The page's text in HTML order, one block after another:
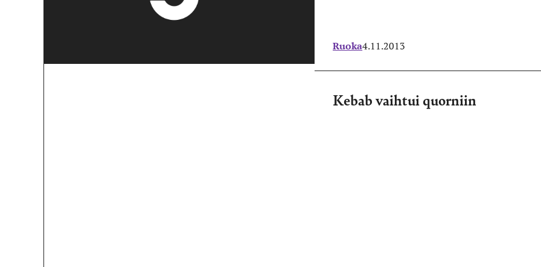
Ruoka4.11.2013
Kebab vaihtui quorniin